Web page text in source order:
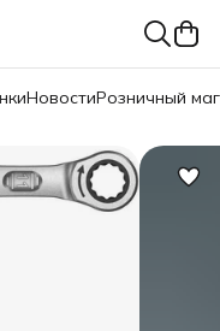
НовостиРозничный